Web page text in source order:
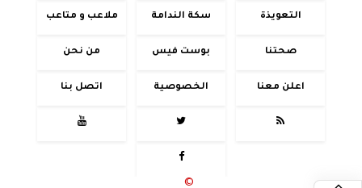
التعويذة سكة الندامة ملاعب و متاعب
صحتنا بوست فيس من نحن
اعلن معنا الخصوصية اتصل بنا




جميع الحقوق محفوظة ©